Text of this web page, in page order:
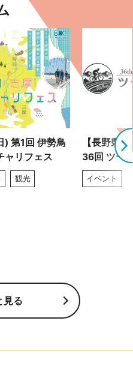
) 第1回 伊勢鳥
ャリフェス
観光
【長野県
36回 ツー
イベント
見る